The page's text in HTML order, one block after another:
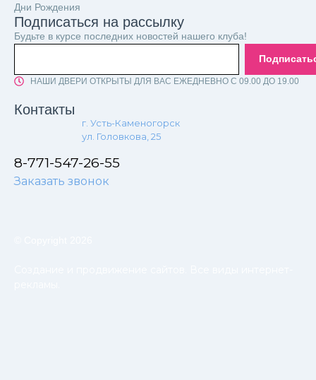
Дни Рождения
Подписаться на рассылку
Будьте в курсе последних новостей нашего клуба!
НАШИ ДВЕРИ ОТКРЫТЫ ДЛЯ ВАС ЕЖЕДНЕВНО С 09.00 ДО 19.00
Контакты
г. Усть-Каменогорск
ул. Головкова, 25
8-771-547-26-55
Заказать звонок